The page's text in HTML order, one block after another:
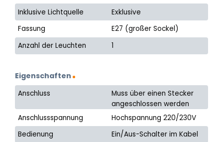
Inklusive Lichtquelle
Exklusive
Fassung
E27 (großer Sockel)
Anzahl der Leuchten
1
Eigenschaften
Anschluss
Muss über einen Stecker
angeschlossen werden
Anschlussspannung
Hochspannung 220/230V
Bedienung
Ein/Aus-Schalter im Kabel